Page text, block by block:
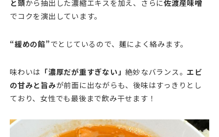
と頭から抽出した濃縮エキスを加え、さらに佐渡産味噌
でコクを演出しています。
“緩めの餡”でとじているので、麺によく絡みます。
味わいは 「濃厚だが重すぎない」絶妙なバランス。エビ
の甘みと旨みが前面に出ながらも、後味はすっきりとし
ており、女性でも最後まで飲み干せます！